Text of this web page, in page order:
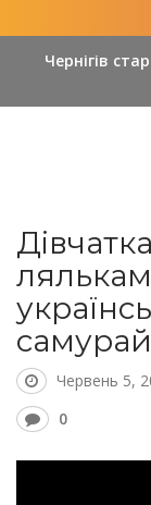
Чернігів
Червень 5,
0